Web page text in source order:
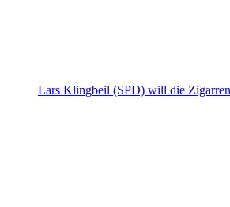
Lars Klingbeil (SPD) will die